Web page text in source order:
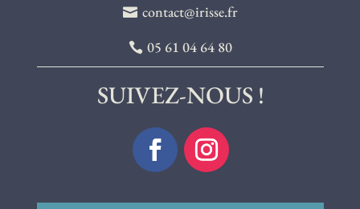
contact@irisse.fr
05 61 04 64 80
SUIVEZ-NOUS !